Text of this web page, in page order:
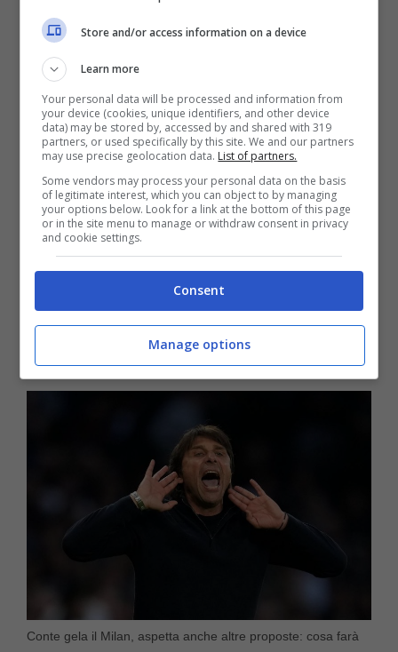
scorre nelle sue vene e per questo motivo
sente il bisogno di dover cambiare sempre di
più per tornare a essere il migliore.
Esonero già deciso, scelto
il sostituto
Ultimissime notizie che riguardano la scelta
panchina con la Juventus che ha
l’occasione di poter firmare subito il
Conte gela il Milan, aspetta anche altre proposte: cosa farà
Store and/or access information on a device
Learn more
Your personal data will be processed and information from
your device (cookies, unique identifiers, and other device
data) may be stored by, accessed by and shared with 319
partners, or used specifically by this site. We and our partners
may use precise geolocation data. List of partners.
Some vendors may process your personal data on the basis
of legitimate interest, which you can object to by managing
your options below. Look for a link at the bottom of this page
or in the site menu to manage or withdraw consent in privacy
and cookie settings.
Consent
Manage options